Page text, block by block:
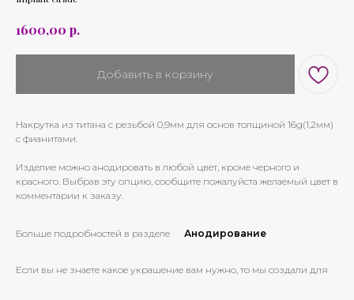
1600,00 р.
Добавить в корзину
Накрутка из титана с резьбой 0,9мм для основ толщиной 16g(1,2мм)
с фианитами.
Изделие можно анодировать в любой цвет, кроме черного и
красного. Выбрав эту опцию, сообщите пожалуйста желаемый цвет в
комментарии к заказу.
Больше подробностей в разделе Анодирование
Если вы не знаете какое украшение вам нужно, то мы создали для